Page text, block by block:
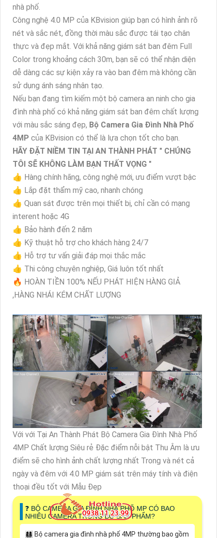
TÌM HIỂU VỀBỘ
CAMERA GIA ĐÌNH
NHÀ PHỐ 4MP
Bộ Camera Gia Đình Nhà Phố 4MPcủa KBvision có
cấu hình màu sắc sáng đẹp và công nghệ giám sát ban
đêm Full Color 30m, cho phép xem ban đêm như ban
ngày. ✔️Với chất lượng được trang bịrất nhiều hữu dụng
để giám sát ban đêm một cách chất lượng và chính
xác, phù hợp cho việc giám sát an ninh cho gia đình và
nhà phố.
Công nghệ 4.0 MP của KBvision giúp bạn có hình ảnh rõ
nét và sắc nét, đồng thời màu sắc được tái tạo chân
thực và đẹp mắt. Với khả năng giám sát ban đêm Full
Color trong khoảng cách 30m, bạn sẽ có thể nhận diện
dễ dàng các sự kiện xảy ra vào ban đêm mà không cần
sử dụng ánh sáng nhân tạo.
Nếu bạn đang tìm kiếm một bộ camera an ninh cho gia
đình nhà phố có khả năng giám sát ban đêm chất lượng
với màu sắc sáng đẹp, Bộ Camera Gia Đình Nhà Phố
4MPcủa KBvision có thể là lựa chọn tốt cho bạn.
HÃY ĐẶT NIỀM TIN TẠI AN THÀNH PHÁT " CHÚNG
TÔI SẼ KHÔNG LÀM BẠN THẤT VỌNG "
👍 Hàng chính hãng, công nghệ mới, ưu điểm vượt bậc
👍 Lắp đặt thẩm mỹ cao, nhanh chóng
👍 Quan sát được trên mọi thiết bị, chỉ cần có mạng
interent hoặc 4G
👍 Bảo hành đến 2 năm
👍 Kỹ thuật hỗ trợ cho khách hàng 24/7
👍 Hỗ trợ tư vấn giải đáp mọi thắc mắc
👍 Thi công chuyên nghiệp, Giá luôn tốt nhất
🔥 HOÀN TIỀN 100% NẾU PHÁT HIỆN HÀNG GIẢ
,HÀNG NHÁI KÉM CHẤT LƯỢNG